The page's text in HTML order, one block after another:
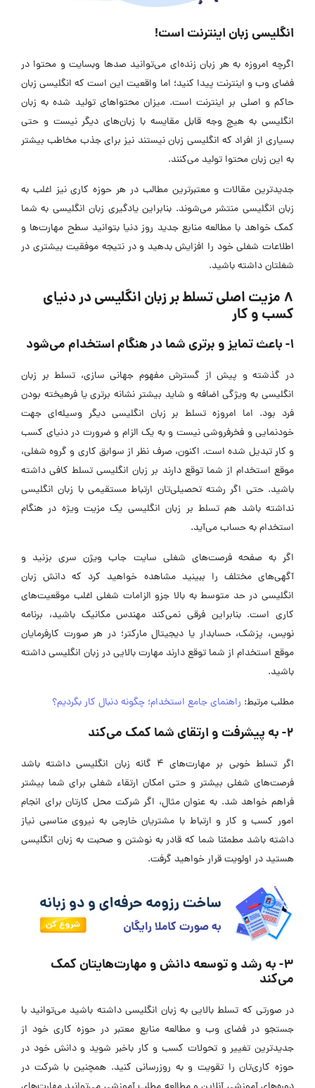
انگلیسی زبان اینترنت است!
اگرچه امروزه به هر زبان زنده‌ای می‌توانید صدها وبسایت و محتوا در
فضای وب و اینترنت پیدا کنید؛ اما واقعیت این است که انگلیسی زبان
حاکم و اصلی بر اینترنت است. میزان محتواهای تولید شده به زبان
انگلیسی به هیچ وجه قابل مقایسه با زبان‌های دیگر نیست و حتی
بسیاری از افراد که انگلیسی زبان نیستند نیز برای جذب مخاطب بیشتر
به این زبان محتوا تولید می‌کنند.
جدیدترین مقالات و معتبرترین مطالب در هر حوزه کاری نیز اغلب به
زبان انگلیسی منتشر می‌شوند. بنابراین یادگیری زبان انگلیسی به شما
کمک خواهد با مطالعه منابع جدید روز دنیا بتوانید سطح مهارت‌ها و
اطلاعات شغلی خود را افزایش بدهید و در نتیجه موفقیت بیشتری در
شغلتان داشته باشید.
8 مزیت اصلی تسلط بر زبان انگلیسی در دنیای
کسب و کار
1- باعث تمایز و برتری شما در هنگام استخدام می‌شود
در گذشته و پیش از گسترش مفهوم جهانی سازی، تسلط بر زبان
انگلیسی به ویژگی اضافه و شاید بیشتر نشانه برتری یا فرهیخته بودن
فرد بود. اما امروزه تسلط بر زبان انگلیسی دیگر وسیله‌ای جهت
خودنمایی و فخرفروشی نیست و به یک الزام و ضرورت در دنیای کسب
و کار تبدیل شده است. اکنون، صرف نظر از سوابق کاری و گروه شغلی،
موقع استخدام از شما توقع دارند بر زبان انگلیسی تسلط کافی داشته
باشید. حتی اگر رشته تحصیلی‌تان ارتباط مستقیمی با زبان انگلیسی
نداشته باشد هم تسلط بر زبان انگلیسی یک مزیت ویژه در هنگام
استخدام به حساب می‌آید.
اگر به صفحه فرصت‌های شغلی سایت جاب ویژن سری بزنید و
آگهی‌های مختلف را ببینید مشاهده خواهید کرد که دانش زبان
انگلیسی در حد متوسط به بالا جزو الزامات شغلی اغلب موقعیت‌های
کاری است. بنابراین فرقی نمی‌کند مهندس مکانیک باشید، برنامه
نویس، پزشک، حسابدار یا دیجیتال مارکتر؛ در هر صورت کارفرمایان
موقع استخدام از شما توقع دارند مهارت بالایی در زبان انگلیسی داشته
باشید.
مطلب مرتبط: راهنمای جامع استخدام؛ چگونه دنبال کار بگردیم؟
2- به پیشرفت و ارتقای شما کمک می‌کند
اگر تسلط خوبی بر مهارت‌های 4 گانه زبان انگلیسی داشته باشد
فرصت‌های شغلی بیشتر و حتی امکان ارتقاء شغلی برای شما بیشتر
فراهم خواهد شد. به عنوان مثال، اگر شرکت محل کارتان برای انجام
امور کسب و کار و ارتباط با مشتریان خارجی به نیروی مناسبی نیاز
داشته باشد مطمئنا شما که قادر به نوشتن و صحبت به زبان انگلیسی
هستید در اولویت قرار خواهید گرفت.
3- به رشد و توسعه دانش و مهارت‌هایتان کمک
می‌کند
در صورتی که تسلط بالایی به زبان انگلیسی داشته باشید می‌توانید با
جستجو در فضای وب و مطالعه منابع معتبر در حوزه کاری خود از
جدیدترین تغییر و تحولات کسب و کار باخبر شوید و دانش خود در
حوزه کاری‌تان را تقویت و به روزرسانی کنید. همچنین با شرکت در